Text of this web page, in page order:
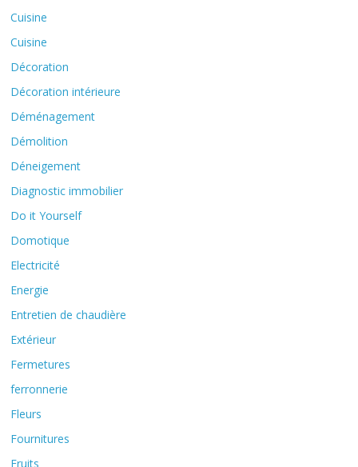
Cuisine
Cuisine
Décoration
Décoration intérieure
Déménagement
Démolition
Déneigement
Diagnostic immobilier
Do it Yourself
Domotique
Electricité
Energie
Entretien de chaudière
Extérieur
Fermetures
ferronnerie
Fleurs
Fournitures
Fruits